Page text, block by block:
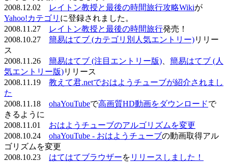
2008.12.02
レイトン教授と最後の時間旅行攻略Wikiが
Yahoo!カテゴリ に登録されました。
2008.11.27
レイトン教授と最後の時間旅行発売！
2008.10.27 簡易はてブ (カテゴリ別人気エントリー)リリー
ス
2008.11.26 簡易はてブ (注目エントリー版)
簡易はてブ (人
気エントリー版)リリース
2008.11.19 教えて君.netでおはようチューブが紹介されまし
た
2008.11.18 ohaYouTubeで高画質HD動画をダウンロードで
きるように
2008.11.01 おはようチューブのアルゴリズムを変更
2008.10.24 ohaYouTube - おはようチューブの動画取得アル
ゴリズムを変更
2008.10.23 はてはてブラウザーを リリースしました！